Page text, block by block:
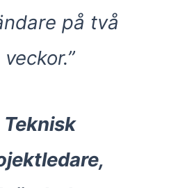
på två
veckor.”
Teknisk